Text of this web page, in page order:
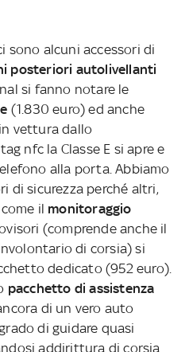
sono alcuni accessori di
posteriori autolivellanti
si fanno notare le
(1.830 euro) ed anche
vettura dallo
nfc la Classe E si apre e
alla porta. Abbiamo
di sicurezza perché altri,
il monitoraggio
(comprende anche il
di corsia) si
dedicato (952 euro).
pacchetto di assistenza
di un vero auto
di guidare quasi
addirittura di corsia